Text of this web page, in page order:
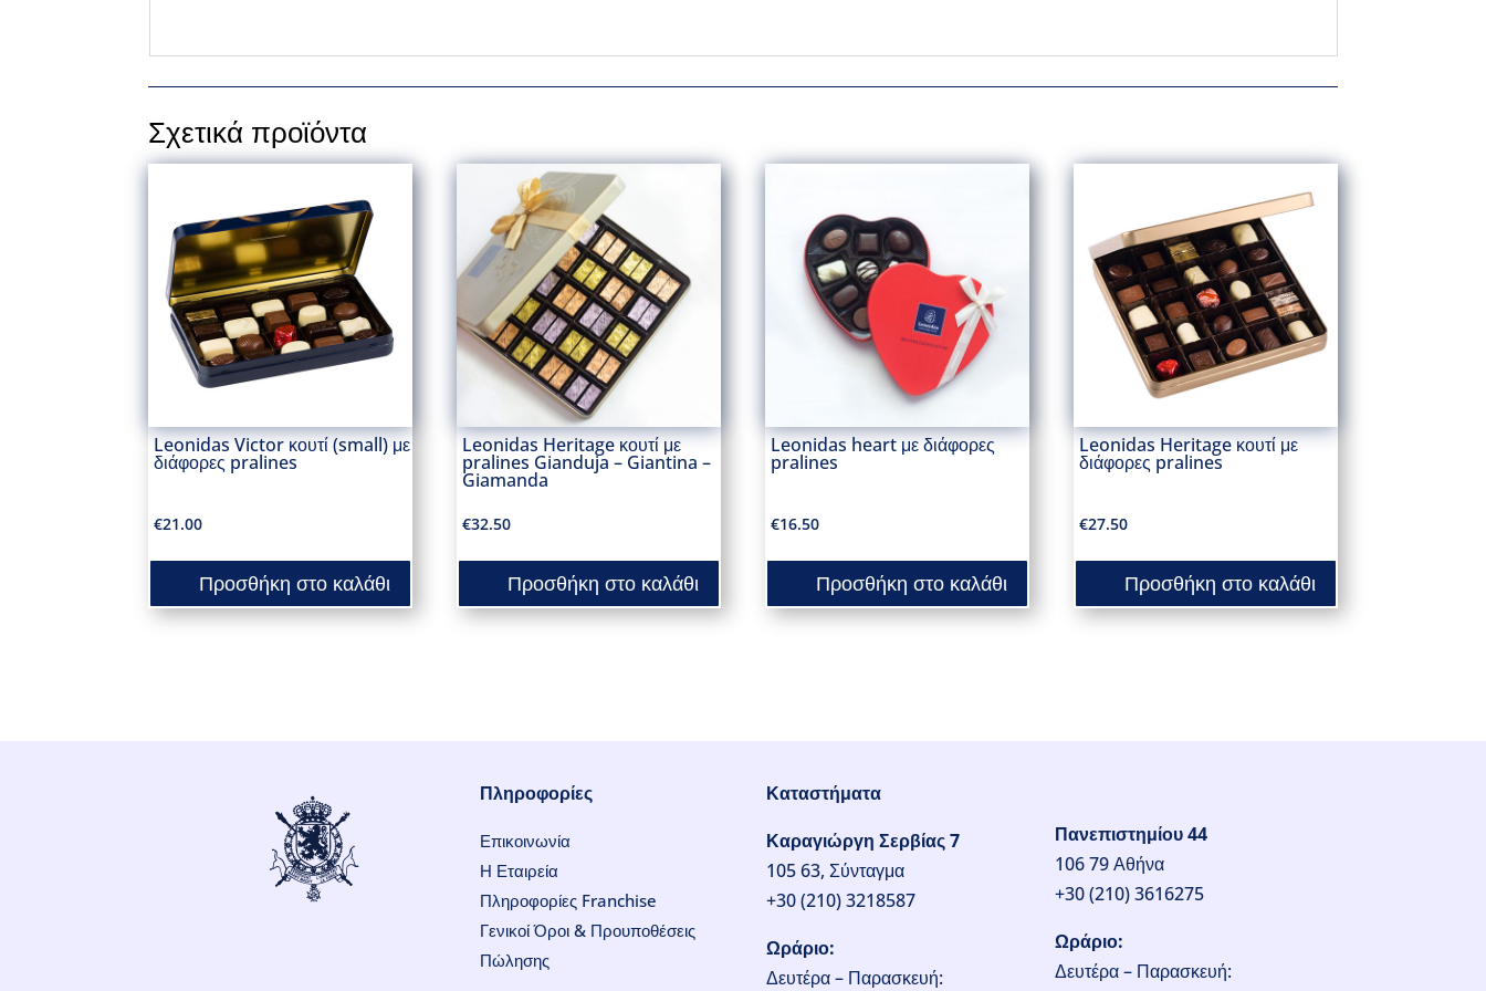
Σχετικά προϊόντα
Leonidas Victor κουτί (small) με
διάφορες pralines
€21.00
Προσθήκη στο καλάθι
Leonidas Heritage κουτί με
pralines Gianduja – Giantina –
Giamanda
€32.50
Προσθήκη στο καλάθι
Leonidas heart με διάφορες
pralines
€16.50
Προσθήκη στο καλάθι
Leonidas Heritage κουτί με
διάφορες pralines
€27.50
Προσθήκη στο καλάθι
Πληροφορίες
Επικοινωνία
Η Εταιρεία
Πληροφορίες Franchise
Γενικοί Όροι & Προυποθέσεις
Πώλησης
Καταστήματα
Καραγιώργη Σερβίας 7
105 63, Σύνταγμα
+30 (210) 3218587
Ωράριο:
Δευτέρα – Παρασκευή:
Πανεπιστημίου 44
106 79 Αθήνα
+30 (210) 3616275
Ωράριο:
Δευτέρα – Παρασκευή: